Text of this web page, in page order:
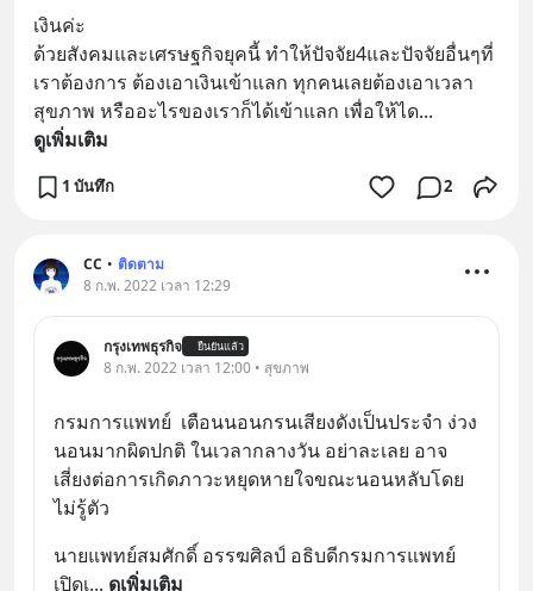
เงินค่ะ
ด้วยสังคมและเศรษฐกิจยุคนี้ ทำให้ปัจจัย4และปัจจัยอื่นๆที่
เราต้องการ ต้องเอาเงินเข้าแลก ทุกคนเลยต้องเอาเวลา
สุขภาพ หรืออะไรของเราก็ได้เข้าแลก เพื่อให้ได...
ดูเพิ่มเติม
1 บันทึก 2
CC • ติดตาม
8 ก.พ. 2022 เวลา 12:29
กรุงเทพธุรกิจ ยืนยันแล้ว
8 ก.พ. 2022 เวลา 12:00 • สุขภาพ
กรมการแพทย์  เตือนนอนกรนเสียงดังเป็นประจำ ง่วง
นอนมากผิดปกติ ในเวลากลางวัน อย่าละเลย อาจ
เสี่ยงต่อการเกิดภาวะหยุดหายใจขณะนอนหลับโดย
ไม่รู้ตัว
นายแพทย์สมศักดิ์ อรรฆศิลป์ อธิบดีกรมการแพทย์
เปิดเ... ดูเพิ่มเติม